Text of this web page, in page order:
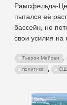
Рамсфельда-
пытался её
бассейн, но
свои усилия на
Тьерри Мейсан ,
политика ,